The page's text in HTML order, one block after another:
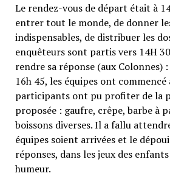
Le rendez-vous de départ était à
entrer tout le monde, de donner
indispensables, de distribuer les
enquêteurs sont partis vers 14H
rendre sa réponse (aux Colonnes)
16h 45, les équipes ont commencé
participants ont pu profiter de la
proposée : gaufre, crêpe, barbe à
boissons diverses. Il a fallu
équipes soient arrivées et le
réponses, dans les jeux des
humeur.